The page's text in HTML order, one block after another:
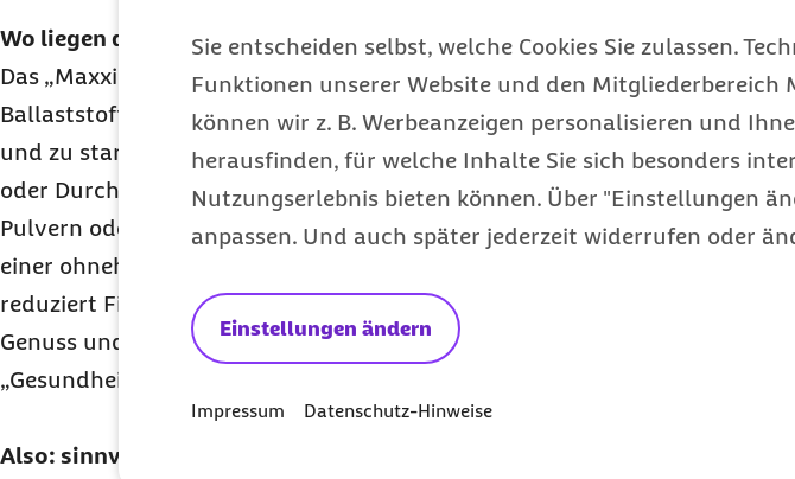
Sie entscheiden selbst, welche Cookies Sie zulassen.
Funktionen unserer Website und den Mitgliederbereich
können wir z. B. Werbeanzeigen personalisieren und
herausfinden, für welche Inhalte Sie sich besonders
Nutzungserlebnis bieten können. Über "Einstellungen
anpassen. Und auch später jederzeit widerrufen oder
Einstellungen ändern
Impressum Datenschutz-Hinweise
Wo liegen die Probleme?
Das „Maxxing“ ist der Knackpunkt. Denn der Körper liebt zwar
Ballaststoffe, aber nicht im Turbo-Modus. „Wer seine Zufuhr zu schnell
und zu stark erhöht, riskiert Blähungen, Bauchschmerzen, Verstopfung
oder Durchfall“, warnt Dr. Marschall. Besonders isolierte Ballaststoffe aus
Pulvern oder Kapseln seien kritisch zu bewerten, wenn sie zusätzlich zu
einer ohnehin ballaststoffreichen Ernährung konsumiert werden. Zudem
reduziert Fibremaxxing Ernährung oft auf eine einzige Kennzahl. Vielfalt,
Genuss und individuelle Verträglichkeit geraten in den Hintergrund.
„Gesundheit ist kein Wettkampf“, warnt Marschall.
Also: sinnvoll oder Quatsch?